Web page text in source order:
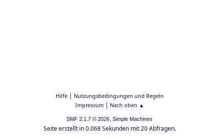
Hilfe| Nutzungsbedingungen und Regeln
Impressum| Nach oben ▲
SMF 2.1.7 © 2026, Simple Machines
Seite erstellt in 0.068 Sekunden mit 20 Abfragen.